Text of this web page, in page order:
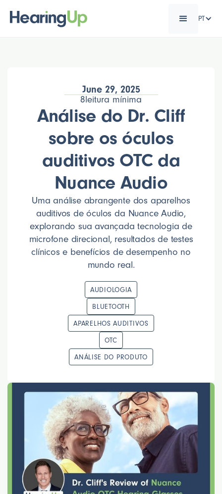
PT
June 29, 2025
8 leitura mínima
Análise do Dr. Cliff
sobre os óculos
auditivos OTC da
Nuance Audio
Uma análise abrangente dos aparelhos
auditivos de óculos da Nuance Audio,
explorando sua avançada tecnologia de
microfone direcional, resultados de testes
clínicos e benefícios de desempenho no
mundo real.
AUDIOLOGIA
BLUETOOTH
APARELHOS AUDITIVOS
OTC
ANÁLISE DO PRODUTO